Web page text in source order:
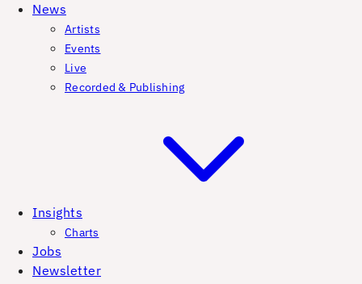
News
Artists
Events
Live
Recorded & Publishing
Insights
Charts
Jobs
Newsletter